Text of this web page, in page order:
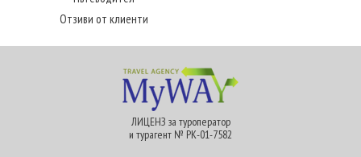
Отзиви от клиенти
ЛИЦЕНЗ за туроператор
и турагент № РК-01-7582